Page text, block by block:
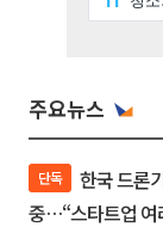
주요뉴스
단독
중…“스타트업 여